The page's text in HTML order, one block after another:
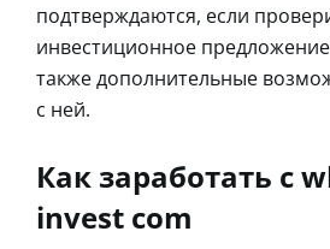
подтверждаются, если
инвестиционное
также дополнительные
с ней.
Как заработать с
invest com